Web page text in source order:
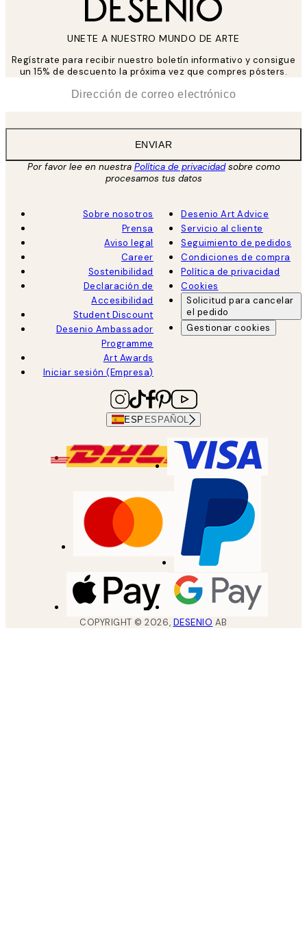
UNETE A NUESTRO MUNDO DE ARTE
Regístrate para recibir nuestro boletín informativo y consigue
un 15% de descuento la próxima vez que compres pósters.
ENVIAR
Por favor lee en nuestra Política de privacidadsobre como
procesamos tus datos
Sobre nosotros
Prensa
Aviso legal
Career
Sostenibilidad
Declaración de
Accesibilidad
Student Discount
Desenio Ambassador
Programme
Art Awards
Iniciar sesión (Empresa)
Desenio Art Advice
Servicio al cliente
Seguimiento de pedidos
Condiciones de compra
Política de privacidad
Cookies
Solicitud para cancelar
el pedido
Gestionar cookies
ESP ESPAÑOL
COPYRIGHT ©2026, DESENIO AB